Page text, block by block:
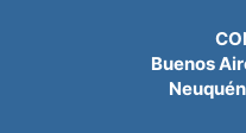
Buenos